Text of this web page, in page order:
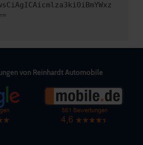
von Reinhardt Automobile